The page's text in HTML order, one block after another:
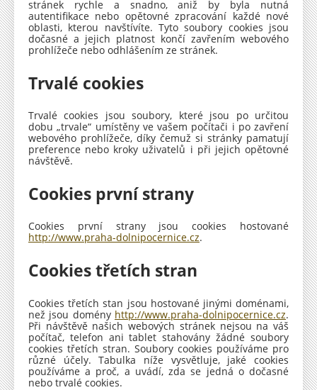
re re re d by t
stránek rychle a snadno, aniž by byla nutná
autentifikace nebo opětovné zpracování každé nové
oblasti, kterou navštívíte. Tyto soubory cookies jsou
dočasné a jejich platnost končí zavřením webového
prohlížeče nebo odhlášením ze stránek.
Trvalé cookies
Trvalé cookies jsou soubory, které jsou po určitou
dobu „trvale“ umístěny ve vašem počítači i po zavření
webového prohlížeče, díky čemuž si stránky pamatují
preference nebo kroky uživatelů i při jejich opětovné
návštěvě.
Cookies první strany
Cookies první strany jsou cookies hostované
http://www.praha-dolnipocernice.cz.
Cookies třetích stran
Cookies třetích stan jsou hostované jinými doménami,
než jsou domény http://www.praha-dolnipocernice.cz.
Při návštěvě našich webových stránek nejsou na váš
počítač, telefon ani tablet stahovány žádné soubory
cookies třetích stran. Soubory cookies používáme pro
různé účely. Tabulka níže vysvětluje, jaké cookies
používáme a proč, a uvádí, zda se jedná o dočasné
nebo trvalé cookies.